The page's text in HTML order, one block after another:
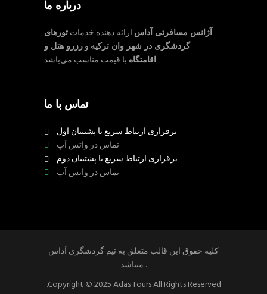
درباره ما
آژانس مسافرتی آداس ارائه دهنده خدماتتورهای
گردشگری در شهر وان ترکیه ورزرو هتل و
اقامتگاهبا قیمت مناسب می‌باشد.
تماس با ما
برقراری ارتباط سریع با پشتیبان اول
تماس در واتس آپ
برقراری ارتباط سریع با پشتیبان دوم
تماس در واتس آپ
کلیه حقوق این قالب متعلق به تیم گردشگری آداس
میباشد .
.Copyright © 2025 Adas Tours All Rights Reserved